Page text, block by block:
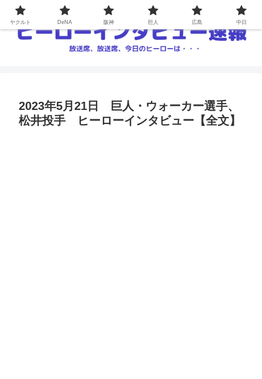
2023年5月21日 巨人・ウォーカー選手、
松井投手 ヒーローインタビュー【全文】
ヤクルト DeNA 阪神 巨人 広島 中日